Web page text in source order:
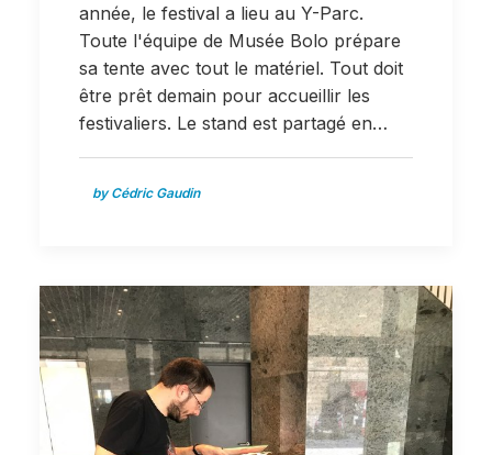
année, le festival a lieu au Y-Parc.
Toute l'équipe de Musée Bolo prépare
sa tente avec tout le matériel. Tout doit
être prêt demain pour accueillir les
festivaliers. Le stand est partagé en…
by Cédric Gaudin